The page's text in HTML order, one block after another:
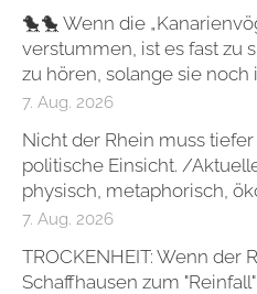
🐤🐤 Wenn die
verstummen, ist es fast zu
zu hören, solange sie noch
7. Aug. 2026
Nicht der Rhein muss
politische Einsicht. /
physisch, metaphorisch,
7. Aug. 2026
TROCKENHEIT: Wenn der
Schaffhausen zum